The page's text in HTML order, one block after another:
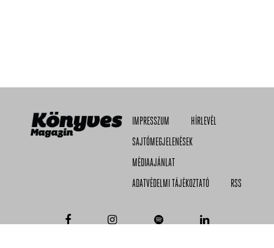
IMPRESSZUM
HÍRLEVÉL
SAJTÓMEGJELENÉSEK
MÉDIAAJÁNLAT
ADATVÉDELMI TÁJÉKOZTATÓ
RSS